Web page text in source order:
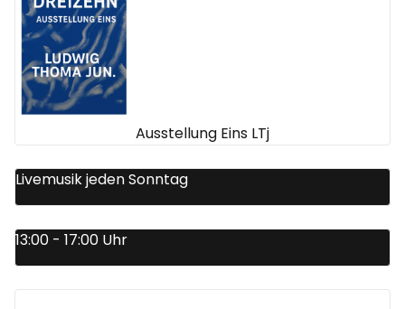
Ausstellung Eins LTj
Livemusik jeden Sonntag
13:00 - 17:00 Uhr